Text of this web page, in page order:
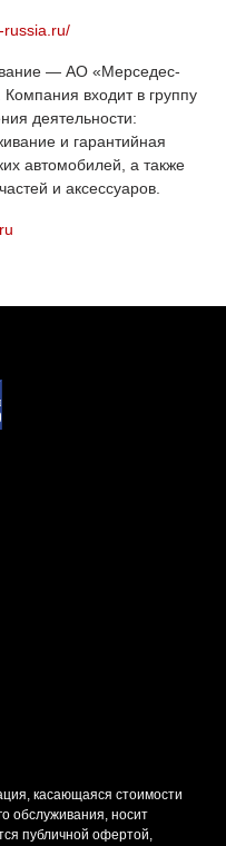
russia.ru/
— AO «Мерседес-
входит в группу
деятельности:
и гарантийная
автомобилей, а также
и аксессуаров.
касающаяся стоимости
обслуживания, носит
публичной офертой,